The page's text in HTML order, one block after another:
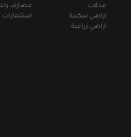
محلات
اراضي سكنية
اراضي زراعية
مصارف
استثمارات